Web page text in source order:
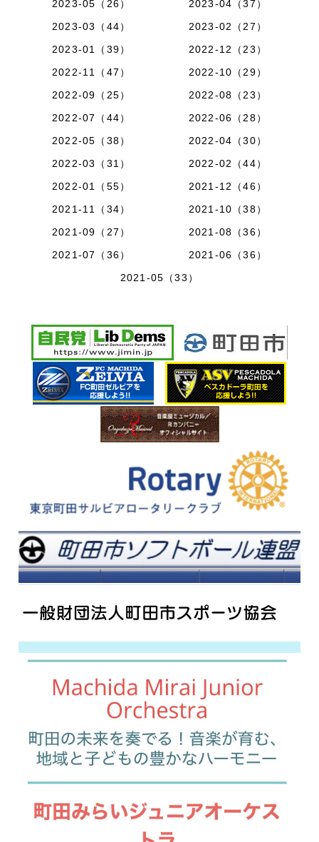
2023-05（26）
2023-04（37）
2023-03（44）
2023-02（27）
2023-01（39）
2022-12（23）
2022-11（47）
2022-10（29）
2022-09（25）
2022-08（23）
2022-07（44）
2022-06（28）
2022-05（38）
2022-04（30）
2022-03（31）
2022-02（44）
2022-01（55）
2021-12（46）
2021-11（34）
2021-10（38）
2021-09（27）
2021-08（36）
2021-07（36）
2021-06（36）
2021-05（33）